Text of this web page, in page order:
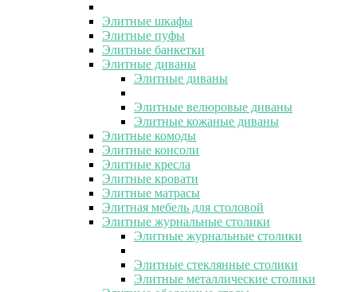
Элитные шкафы
Элитные пуфы
Элитные банкетки
Элитные диваны
Элитные диваны
Элитные велюровые диваны
Элитные кожаные диваны
Элитные комоды
Элитные консоли
Элитные кресла
Элитные кровати
Элитные матрасы
Элитная мебель для столовой
Элитные журнальные столики
Элитные журнальные столики
Элитные стеклянные столики
Элитные металлические столики